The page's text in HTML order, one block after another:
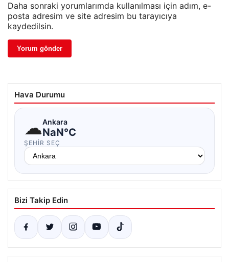
Daha sonraki yorumlarımda kullanılması için adım, e-
posta adresim ve site adresim bu tarayıcıya
kaydedilsin.
Hava Durumu
☁Ankara
NaN°C
ŞEHIR SEÇ
Bizi Takip Edin